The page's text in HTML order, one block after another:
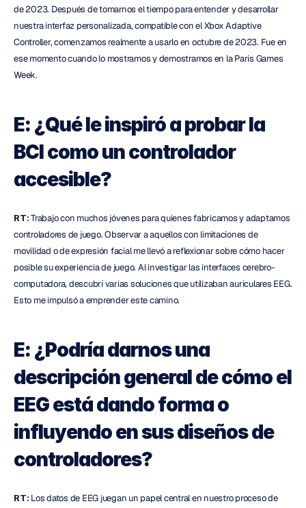
de 2023. Después de tomarnos el tiempo para entender y desarrollar
nuestra interfaz personalizada, compatible con el Xbox Adaptive
Controller, comenzamos realmente a usarlo en octubre de 2023. Fue en
ese momento cuando lo mostramos y demostramos en la Paris Games
Week.
E: ¿Qué le inspiró a probar la
BCI como un controlador
accesible?
RT: Trabajo con muchos jóvenes para quienes fabricamos y adaptamos
controladores de juego. Observar a aquellos con limitaciones de
movilidad o de expresión facial me llevó a reflexionar sobre cómo hacer
posible su experiencia de juego. Al investigar las interfaces cerebro-
computadora, descubrí varias soluciones que utilizaban auriculares EEG.
Esto me impulsó a emprender este camino.
E: ¿Podría darnos una
descripción general de cómo el
EEG está dando forma o
influyendo en sus diseños de
controladores?
RT: Los datos de EEG juegan un papel central en nuestro proceso de